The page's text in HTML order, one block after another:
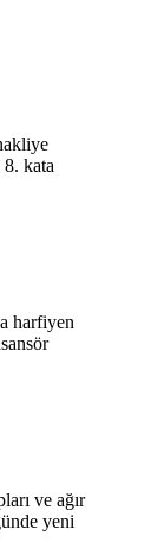
8. kata
harfiyen
ve ağır
yeni